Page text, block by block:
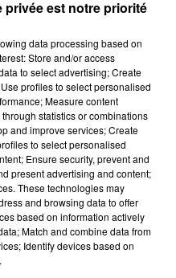
UNE
NOS VERTS ?
privée est notre priorité
data processing based on
Store and/or access
to select advertising; Create
profiles to select personalised
Measure content
statistics or combinations
and improve services; Create
to select personalised
Ensure security, prevent and
present advertising and content;
These technologies may
and browsing data to offer
based on information actively
Match and combine data from
Identify devices based on